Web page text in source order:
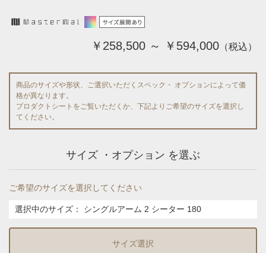
￥258,500 ～ ￥594,000 （税込）
商品のサイズや形状、ご選択いただくスペック・ オプションによって価
格が異なります。
プロダクトシートをご覧いただくか、下記よりご希望のサイズを選択し
てください。
サイズ ・オプション を選ぶ
ご希望のサイズを選択してください
選択中のサイズ： シングルアーム 2 シーター 180
サイズ選択